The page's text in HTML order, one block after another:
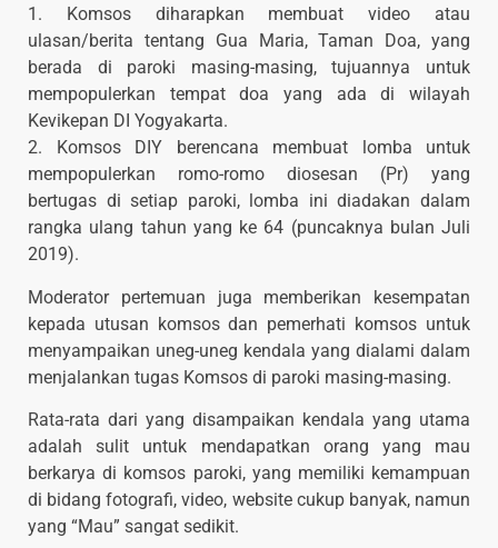
1. Komsos diharapkan membuat video atau
ulasan/berita tentang Gua Maria, Taman Doa, yang
berada di paroki masing-masing, tujuannya untuk
mempopulerkan tempat doa yang ada di wilayah
Kevikepan DI Yogyakarta.
2. Komsos DIY berencana membuat lomba untuk
mempopulerkan romo-romo diosesan (Pr) yang
bertugas di setiap paroki, lomba ini diadakan dalam
rangka ulang tahun yang ke 64 (puncaknya bulan Juli
2019).
Moderator pertemuan juga memberikan kesempatan
kepada utusan komsos dan pemerhati komsos untuk
menyampaikan uneg-uneg kendala yang dialami dalam
menjalankan tugas Komsos di paroki masing-masing.
Rata-rata dari yang disampaikan kendala yang utama
adalah sulit untuk mendapatkan orang yang mau
berkarya di komsos paroki, yang memiliki kemampuan
di bidang fotografi, video, website cukup banyak, namun
yang “Mau” sangat sedikit.